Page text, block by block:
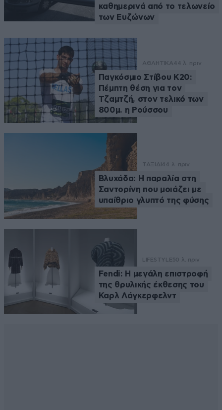
καθημερινά από το τελωνείο
των Ευζώνων
ΑΘΛΗΤΙΚΑ44 λ. πριν
Παγκόσμιο Στίβου Κ20:
Πέμπτη θέση για τον
Τζαμτζή, στον τελικό των
800μ. η Ρούσσου
ΤΑΞΙΔΙ44 λ. πριν
Βλυχάδα: Η παραλία στη
Σαντορίνη που μοιάζει με
υπαίθριο γλυπτό της φύσης
LIFESTYLE50 λ. πριν
Fendi: Η μεγάλη επιστροφή
της θρυλικής έκθεσης του
Καρλ Λάγκερφελντ